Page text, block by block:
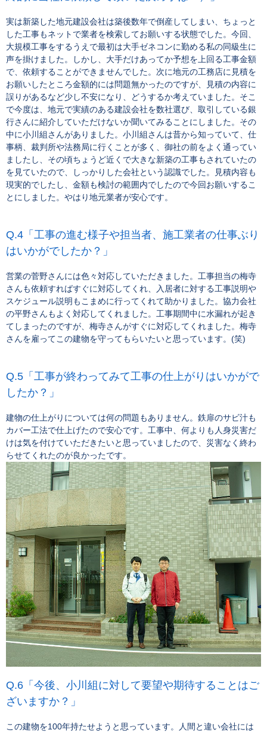
実は新築した地元建設会社は築後数年で倒産してしまい、ちょっと
した工事もネットで業者を検索してお願いする状態でした。今回、
大規模工事をするうえで最初は大手ゼネコンに勤める私の同級生に
声を掛けました。しかし、大手だけあってか予想を上回る工事金額
で、依頼することができませんでした。次に地元の工務店に見積を
お願いしたところ金額的には問題無かったのですが、見積の内容に
誤りがあるなど少し不安になり、どうするか考えていました。そこ
で今度は、地元で実績のある建設会社を数社選び、取引している銀
行さんに紹介していただけないか聞いてみることにしました。その
中に小川組さんがありました。小川組さんは昔から知っていて、仕
事柄、裁判所や法務局に行くことが多く、御社の前をよく通ってい
ましたし、その頃ちょうど近くで大きな新築の工事もされていたの
を見ていたので、しっかりした会社という認識でした。見積内容も
現実的でしたし、金額も検討の範囲内でしたので今回お願いするこ
とにしました。やはり地元業者が安心です。
「工事の進む様子や担当者、施工業者の仕事ぶり
はいかがでしたか？」
営業の菅野さんには色々対応していただきました。工事担当の梅寺
さんも依頼すればすぐに対応してくれ、入居者に対する工事説明や
スケジュール説明もこまめに行ってくれて助かりました。協力会社
の平野さんもよく対応してくれました。工事期間中に水漏れが起き
てしまったのですが、梅寺さんがすぐに対応してくれました。梅寺
さんを雇ってこの建物を守ってもらいたいと思っています。(笑)
「工事が終わってみて工事の仕上がりはいかがで
したか？」
建物の仕上がりについては何の問題もありません。鉄扉のサビ汁も
カバー工法で仕上げたので安心です。工事中、何よりも人身災害だ
けは気を付けていただきたいと思っていましたので、災害なく終わ
らせてくれたのが良かったです。
「今後、小川組に対して要望や期待することはご
ざいますか？」
この建物を100年持たせようと思っています。人間と違い会社には